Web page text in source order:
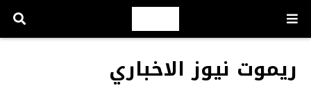
ريموت نيوز الاخباري